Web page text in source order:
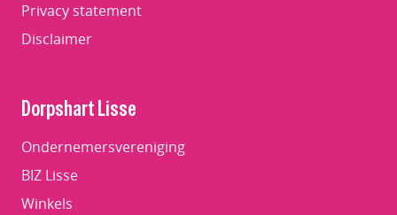
Privacy statement
Disclaimer
Dorpshart Lisse
Ondernemersvereniging
BIZ Lisse
Winkels